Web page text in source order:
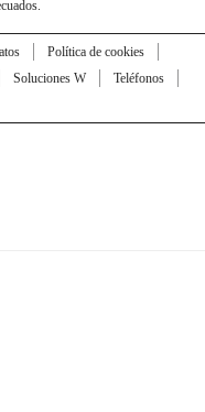
Política de cookies
Soluciones W
Teléfonos